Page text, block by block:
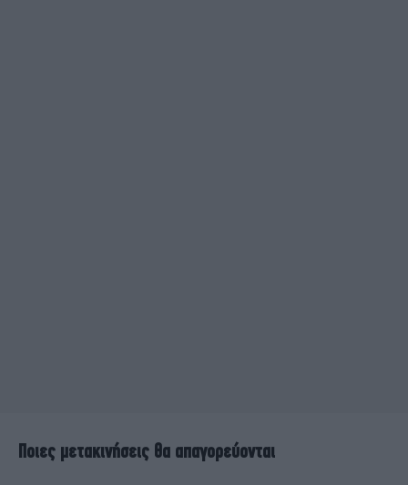
Ποιες μετακινήσεις θα απαγορεύονται